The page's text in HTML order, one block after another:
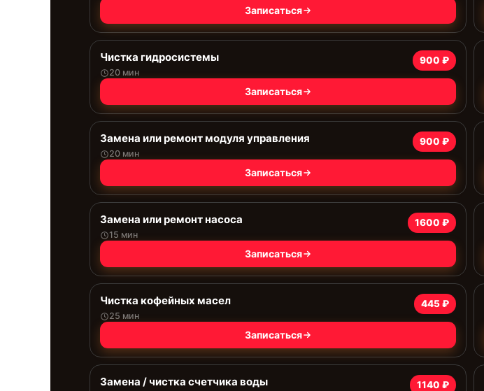
Записаться
Чистка гидросистемы
20 мин
900 ₽
Записаться
Замена или ремонт модуля управления
20 мин
900 ₽
Записаться
Замена или ремонт насоса
15 мин
1600 ₽
Записаться
Чистка кофейных масел
25 мин
445 ₽
Записаться
Замена / чистка счетчика воды 1140 ₽